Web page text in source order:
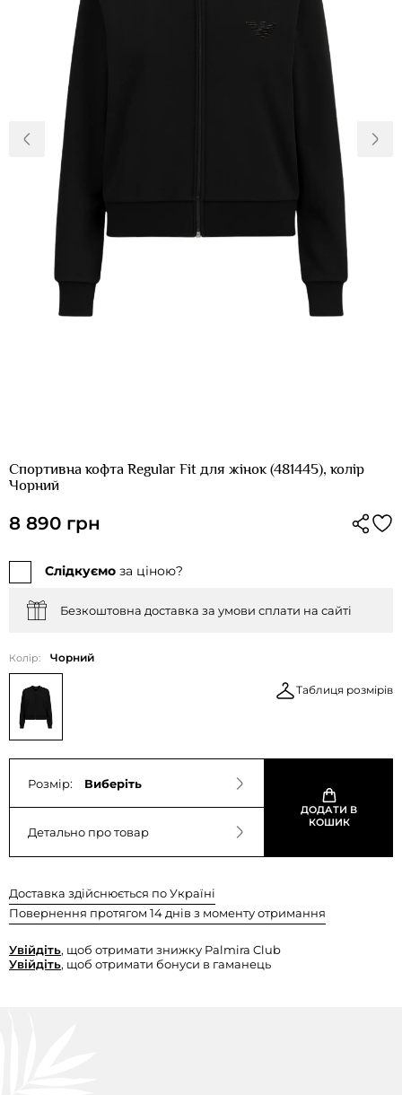
оплата
Спортивна кофта Regular Fit для жінок (481445), колір
Чорний
8 890 грн
Слідкуємо за ціною?
Безкоштовна доставка за умови сплати на сайті
Колір: Чорний
Таблиця розмірів
Розмір: Виберіть
Детально про товар
ДОДАТИ В
КОШИК
Доставка здійснюється по Україні
Повернення протягом 14 днів з моменту отримання
Увійдіть, щоб отримати знижку Palmira Club
Увійдіть, щоб отримати бонуси в гаманець